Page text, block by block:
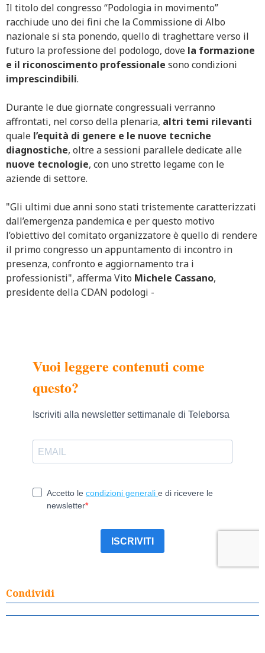
Il titolo del congresso “Podologia in movimento”
racchiude uno dei fini che la Commissione di Albo
nazionale si sta ponendo, quello di traghettare verso il
futuro la professione del podologo, dove la formazione
e il riconoscimento professionale sono condizioni
imprescindibili.
Durante le due giornate congressuali verranno
affrontati, nel corso della plenaria, altri temi rilevanti
quale l’equità di genere e le nuove tecniche
diagnostiche, oltre a sessioni parallele dedicate alle
nuove tecnologie, con uno stretto legame con le
aziende di settore.
"Gli ultimi due anni sono stati tristemente caratterizzati
dall’emergenza pandemica e per questo motivo
l’obiettivo del comitato organizzatore è quello di rendere
il primo congresso un appuntamento di incontro in
presenza, confronto e aggiornamento tra i
professionisti", afferma Vito Michele Cassano,
presidente della CDAN podologi -
Condividi